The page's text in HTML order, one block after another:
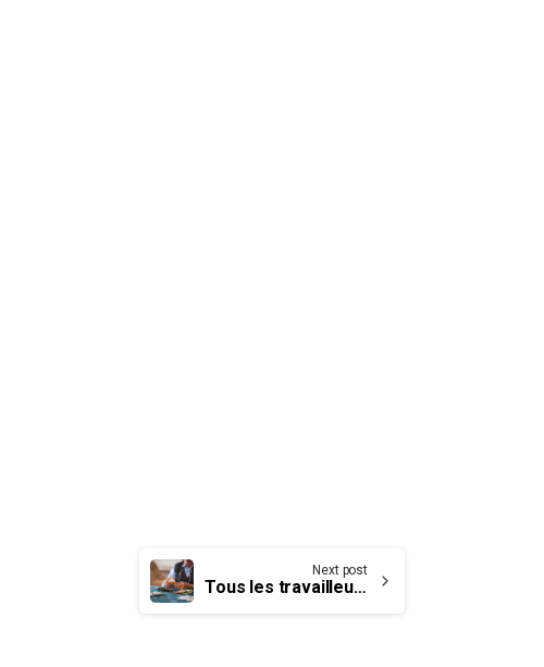
Next post
Tous les travailleuses et travailleurs mérite leur dignité en retraite!